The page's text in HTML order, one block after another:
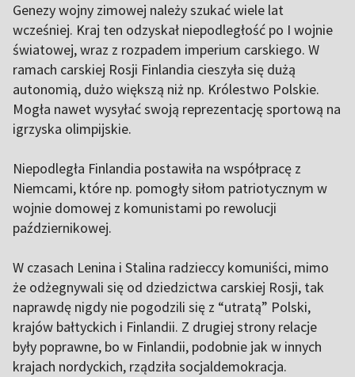
Genezy wojny zimowej należy szukać wiele lat
wcześniej. Kraj ten odzyskał niepodległość po I wojnie
światowej, wraz z rozpadem imperium carskiego. W
ramach carskiej Rosji Finlandia cieszyła się dużą
autonomią, dużo większą niż np. Królestwo Polskie.
Mogła nawet wysyłać swoją reprezentację sportową na
igrzyska olimpijskie.
Niepodległa Finlandia postawiła na współpracę z
Niemcami, które np. pomogły siłom patriotycznym w
wojnie domowej z komunistami po rewolucji
październikowej.
W czasach Lenina i Stalina radzieccy komuniści, mimo
że odżegnywali się od dziedzictwa carskiej Rosji, tak
naprawdę nigdy nie pogodzili się z “utratą” Polski,
krajów bałtyckich i Finlandii. Z drugiej strony relacje
były poprawne, bo w Finlandii, podobnie jak w innych
krajach nordyckich, rządziła socjaldemokracja.